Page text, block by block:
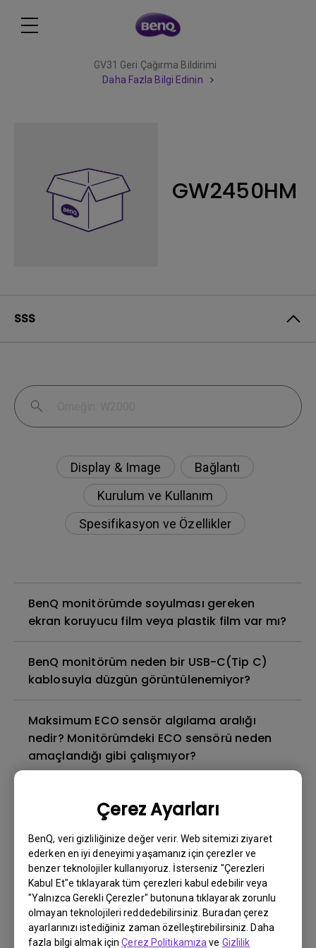
Çerez Ayarları
BenQ, veri gizliliğinize değer verir. Web sitemizi ziyaret
ederken en iyi deneyimi yaşamanız için çerezler ve
benzer teknolojiler kullanıyoruz. İsterseniz "Çerezleri
Kabul Et"e tıklayarak tüm çerezleri kabul edebilir veya
"Yalnızca Gerekli Çerezler" butonuna tıklayarak zorunlu
olmayan teknolojileri reddedebilirsiniz. Buradan çerez
ayarlarınızı istediğiniz zaman özelleştirebilirsiniz. Daha
fazla bilgi almak içinÇerez Politikamıza ve Gizlilik
GV31 Geri Çağırma Bildirimi
Daha Fazla Bilgi Edinin
GW2450HM
SSS
Display & Image
Bağlantı
Kurulum ve Kullanım
Spesifikasyon ve Özellikler
BenQ monitörümde soyulması gereken
ekran koruyucu film veya plastik film var mı?
BenQ monitörüm neden bir USB-C(Tip C)
kablosuyla düzgün görüntülenemiyor?
Maksimum ECO sensör algılama aralığı
nedir? Monitörümdeki ECO sensörü neden
amaçlandığı gibi çalışmıyor?
kaçınılır veya ondan nasıl kurtuluruz?
Arka ışık sızıntısı veya arka ışık sızıntısı
nedir?
Monitörümde neden titreme var?